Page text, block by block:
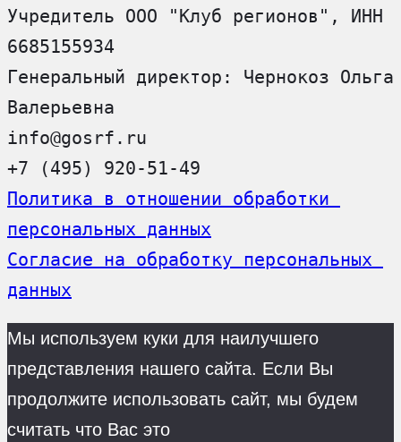
Учредитель ООО "Клуб регионов", ИНН
6685155934
Генеральный директор: Чернокоз Ольга
Валерьевна
info@gosrf.ru
+7 (495) 920-51-49
Политика в отношении обработки
персональных данных
Согласие на обработку персональных
данных
Мы используем куки для наилучшего
представления нашего сайта. Если Вы
продолжите использовать сайт, мы будем
считать что Вас это